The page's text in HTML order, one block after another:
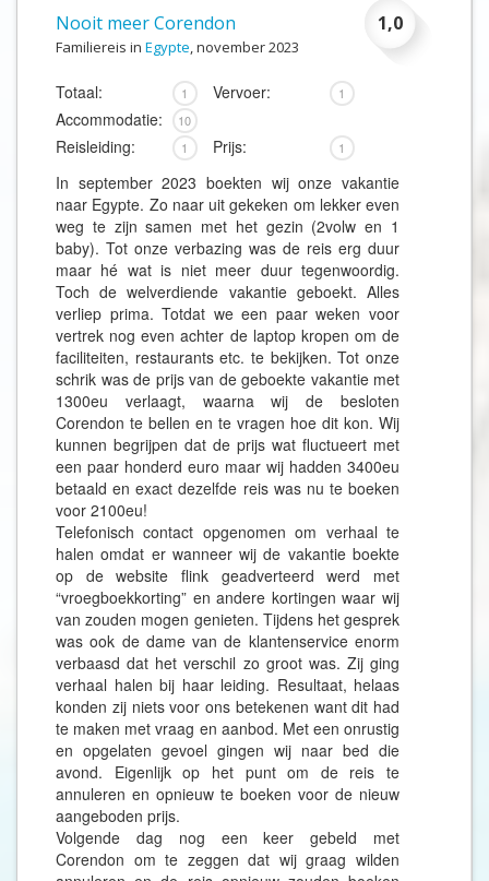
1,0
Nooit meer Corendon
Familiereis in Egypte, november 2023
Totaal: 1 Vervoer: 1
Accommodatie: 10
Reisleiding: 1 Prijs: 1
In september 2023 boekten wij onze vakantie
naar Egypte. Zo naar uit gekeken om lekker even
weg te zijn samen met het gezin (2volw en 1
baby). Tot onze verbazing was de reis erg duur
maar hé wat is niet meer duur tegenwoordig.
Toch de welverdiende vakantie geboekt. Alles
verliep prima. Totdat we een paar weken voor
vertrek nog even achter de laptop kropen om de
faciliteiten, restaurants etc. te bekijken. Tot onze
schrik was de prijs van de geboekte vakantie met
1300eu verlaagt, waarna wij de besloten
Corendon te bellen en te vragen hoe dit kon. Wij
kunnen begrijpen dat de prijs wat fluctueert met
een paar honderd euro maar wij hadden 3400eu
betaald en exact dezelfde reis was nu te boeken
voor 2100eu!
Telefonisch contact opgenomen om verhaal te
halen omdat er wanneer wij de vakantie boekte
op de website flink geadverteerd werd met
“vroegboekkorting” en andere kortingen waar wij
van zouden mogen genieten. Tijdens het gesprek
was ook de dame van de klantenservice enorm
verbaasd dat het verschil zo groot was. Zij ging
verhaal halen bij haar leiding. Resultaat, helaas
konden zij niets voor ons betekenen want dit had
te maken met vraag en aanbod. Met een onrustig
en opgelaten gevoel gingen wij naar bed die
avond. Eigenlijk op het punt om de reis te
annuleren en opnieuw te boeken voor de nieuw
aangeboden prijs.
Volgende dag nog een keer gebeld met
Corendon om te zeggen dat wij graag wilden